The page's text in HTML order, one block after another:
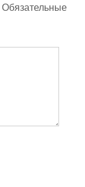
Обязательные